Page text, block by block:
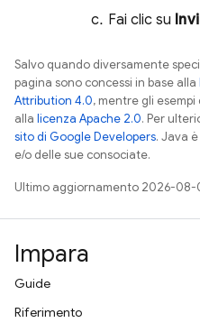
Fai clic su
Salvo quando diversamente
pagina sono concessi in base alla
Attribution 4.0, mentre gli
alla licenza Apache 2.0. Per
sito di Google Developers. Java
e/o delle sue consociate.
Ultimo aggiornamento 2026-08-
Impara
Guide
Riferimento